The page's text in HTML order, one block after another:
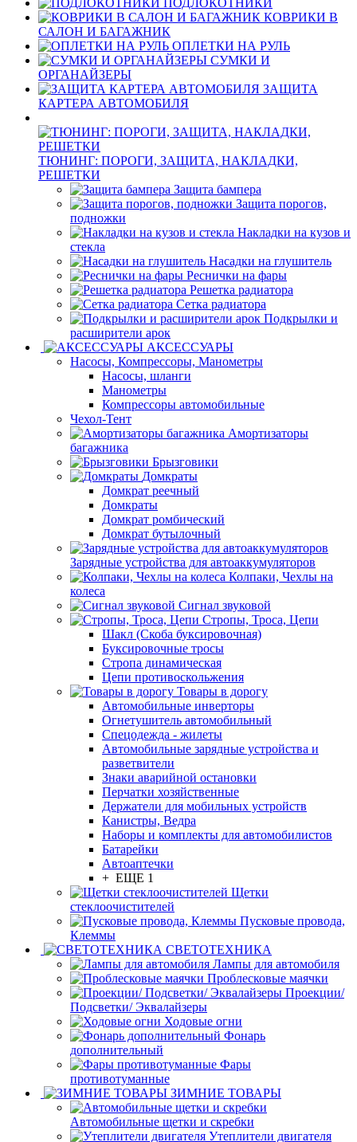
ПОДЛОКОТНИКИ
КОВРИКИ В
САЛОН И БАГАЖНИК
ОПЛЕТКИ НА РУЛЬ
СУМКИ И
ОРГАНАЙЗЕРЫ
ЗАЩИТА
КАРТЕРА АВТОМОБИЛЯ
ТЮНИНГ: ПОРОГИ, ЗАЩИТА, НАКЛАДКИ,
РЕШЕТКИ
Защита бампера
Защита порогов,
подножки
Накладки на кузов и
стекла
Насадки на глушитель
Реснички на фары
Решетка радиатора
Сетка радиатора
Подкрылки и
расширители арок
АКСЕССУАРЫ
Насосы, Компрессоры, Манометры
Насосы, шланги
Манометры
Компрессоры автомобильные
Чехол-Тент
Амортизаторы
багажника
Брызговики
Домкраты
Домкрат реечный
Домкраты
Домкрат ромбический
Домкрат бутылочный
Зарядные устройства для автоаккумуляторов
Колпаки, Чехлы на
колеса
Сигнал звуковой
Стропы, Троса, Цепи
Шакл (Скоба буксировочная)
Буксировочные тросы
Стропа динамическая
Цепи противоскольжения
Товары в дорогу
Автомобильные инверторы
Огнетушитель автомобильный
Спецодежда - жилеты
Автомобильные зарядные устройства и
разветвители
Знаки аварийной остановки
Перчатки хозяйственные
Держатели для мобильных устройств
Канистры, Ведра
Наборы и комплекты для автомобилистов
Батарейки
Автоаптечки
+ ЕЩЕ 1
Щетки
стеклоочистителей
Пусковые провода,
Клеммы
СВЕТОТЕХНИКА
Лампы для автомобиля
Проблесковые маячки
Проекции/
Подсветки/ Эквалайзеры
Ходовые огни
Фонарь
дополнительный
Фары
противотуманные
ЗИМНИЕ ТОВАРЫ
Автомобильные щетки и скребки
Утеплители двигателя